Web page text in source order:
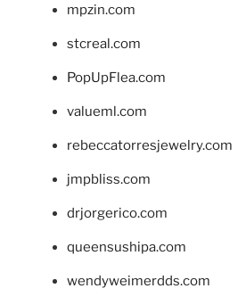
mpzin.com
stcreal.com
PopUpFlea.com
valueml.com
rebeccatorresjewelry.com
jmpbliss.com
drjorgerico.com
queensushipa.com
wendyweimerdds.com